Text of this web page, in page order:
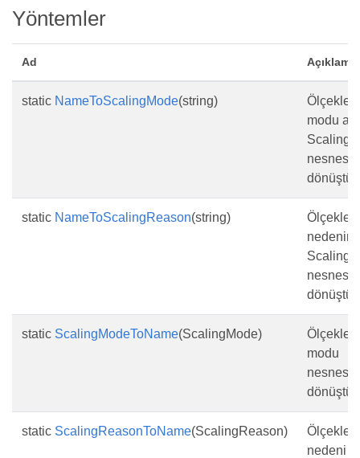
Yöntemler
Ad Açıklama
static NameToScalingMode(string)
modu
static NameToScalingReason(string)
static ScalingModeToName(ScalingMode)
modu
static ScalingReasonToName(ScalingReason)
nedeni